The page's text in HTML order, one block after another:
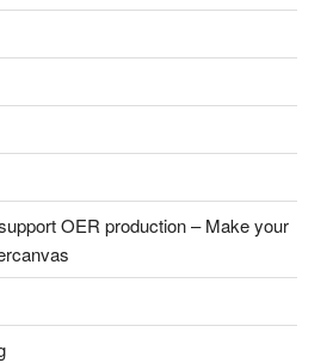
OER production – Make your